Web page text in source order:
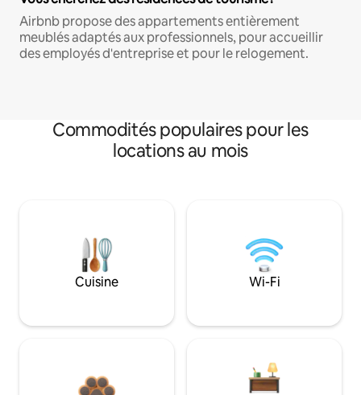
Airbnb propose des appartements entièrement
meublés adaptés aux professionnels, pour accueillir
des employés d'entreprise et pour le relogement.
Commodités populaires pour les
locations au mois
Cuisine Wi-Fi